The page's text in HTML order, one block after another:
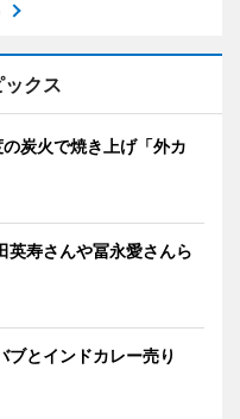
クス
炭火で焼き上げ「外カ
寿さんや冨永愛さんら
とインドカレー売り